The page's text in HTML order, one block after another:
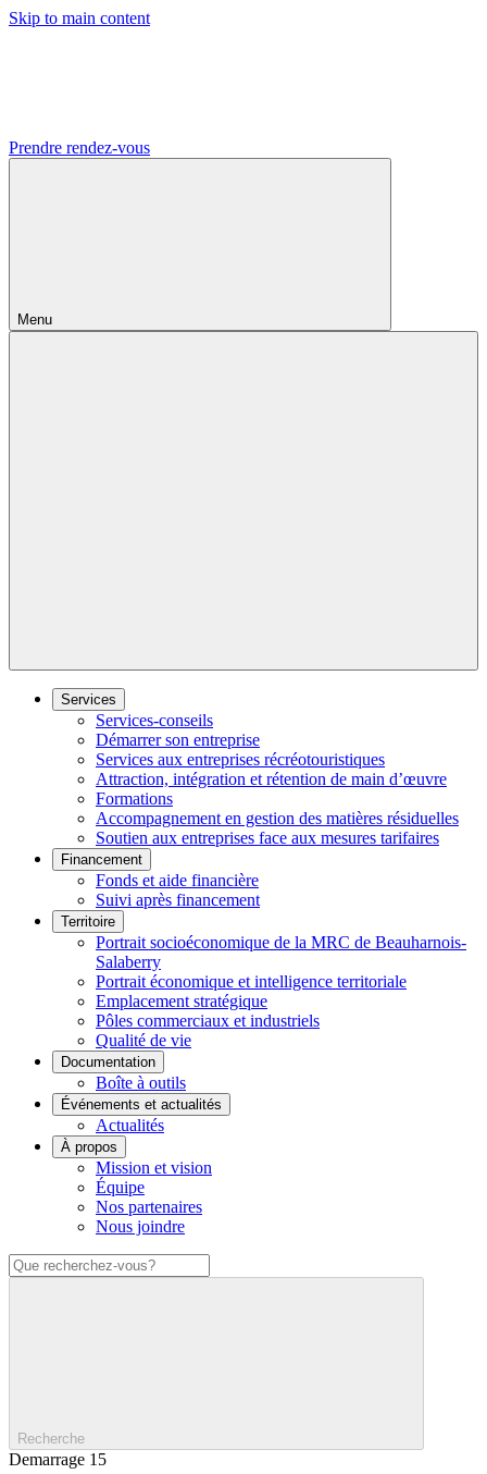
Skip to main content
Prendre rendez-vous
Menu
Services
Services-conseils
Démarrer son entreprise
Services aux entreprises récréotouristiques
Attraction, intégration et rétention de main d’œuvre
Formations
Accompagnement en gestion des matières résiduelles
Soutien aux entreprises face aux mesures tarifaires
Financement
Fonds et aide financière
Suivi après financement
Territoire
Portrait socioéconomique de la MRC de Beauharnois-
Salaberry
Portrait économique et intelligence territoriale
Emplacement stratégique
Pôles commerciaux et industriels
Qualité de vie
Documentation
Boîte à outils
Événements et actualités
Actualités
À propos
Mission et vision
Équipe
Nos partenaires
Nous joindre
Recherche
Demarrage 15